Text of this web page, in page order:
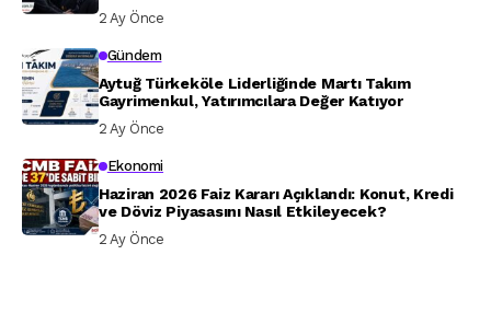
2 Ay Önce
Gündem
Aytuğ Türkeköle Liderliğinde Martı Takım
Gayrimenkul, Yatırımcılara Değer Katıyor
2 Ay Önce
Ekonomi
Haziran 2026 Faiz Kararı Açıklandı: Konut, Kredi
ve Döviz Piyasasını Nasıl Etkileyecek?
2 Ay Önce